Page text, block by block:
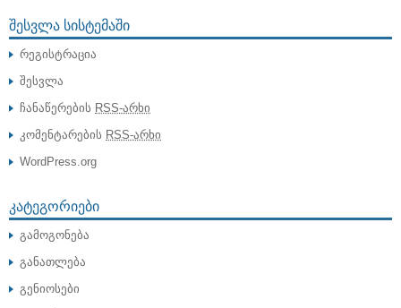
ᲨᲔᲡᲕᲚᲐ ᲡᲘᲡᲢᲔᲛᲐᲨᲘ
რეგისტრაცია
შესვლა
ჩანაწერების RSS-არხი
კომენტარების RSS-არხი
WordPress.org
ᲙᲐᲢᲔᲒᲝᲠᲘᲔᲑᲘ
გამოგონება
განათლება
გენიოსები